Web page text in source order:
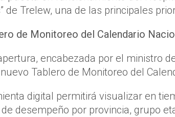
de Trelew, una de las principales
de Monitoreo del Calendario
encabezada por el ministro
Tablero de Monitoreo del
digital permitirá visualizar en
desempeño por provincia, grupo